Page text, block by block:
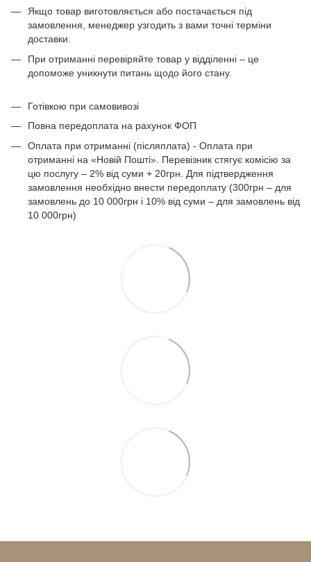
Якщо товар виготовляється або постачається під
замовлення, менеджер узгодить з вами точні терміни
доставки.
При отриманні перевіряйте товар у відділенні – це
допоможе уникнути питань щодо його стану.
Готівкою при самовивозі
Повна передоплата на рахунок ФОП
Оплата при отриманні (післяплата) - Оплата при
отриманні на «Новій Пошті». Перевізник стягує комісію за
цю послугу – 2% від суми + 20грн. Для підтвердження
замовлення необхідно внести передоплату (300грн – для
замовлень до 10 000грн і 10% від суми – для замовлень від
10 000грн)